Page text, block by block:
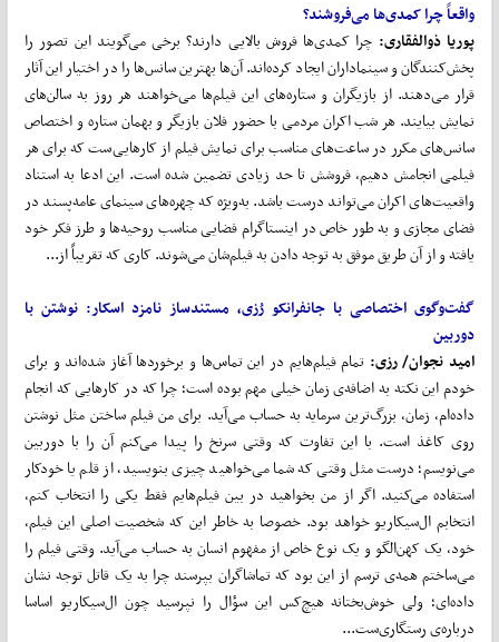
واقعاً چرا کمدیها میفروشند؟
پوریا ذوالفقاری: چرا کمدی‌ها فروش بالایی دارند؟ برخی می‌گویند این تصور را
پخش‌کنندگان و سینماداران ایجاد کرده‌اند. آن‌ها بهترین سانس‌ها را در اختیار این آثار
قرار می‌دهند. از بازیگران و ستاره‌های این فیلم‌ها می‌خواهند هر روز به سالن‌های
نمایش بیایند. هر شب اکران مردمی با حضور فلان بازیگر و بهمان ستاره و اختصاص
سانس‌های مکرر در ساعت‌های مناسب برای نمایش فیلم از کارهایی‌ست که برای هر
فیلمی انجامش دهیم، فروشش تا حد زیادی تضمین شده است. این ادعا به استناد
واقعیت‌های اکران می‌تواند درست باشد. به‌ویژه که چهره‌های سینمای عامه‌پسند در
فضای مجازی و به طور خاص در اینستاگرام فضایی مناسب روحیه‌ها و طرز فکر خود
یافته‌ و از آن طریق موفق به توجه دادن به فیلم‌شان می‌شوند. کاری که تقریباً از...
گفت‌وگوی اختصاصی با جانفرانکو رُزی، مستندساز نامزد اسکار: نوشتن با
دوربین
امید نجوان/ رزی: تمام فیلم‌هایم در این تماس‌ها و برخوردها آغاز شده‌اند و برای
خودم این نکته به اضافه‌ی زمان خیلی مهم بوده است؛ چرا که در کارهایی که انجام
داده‌ام، زمان، بزرگ‌ترین سرمایه به حساب می‌آید. برای من فیلم ساختن مثل نوشتن
روی کاغذ است. با این تفاوت که وقتی سرنخ را پیدا می‌کنم آن را با دوربین
می‌نویسم؛ درست مثل وقتی که شما می‌خواهید چیزی بنویسید، از قلم یا خودکار
استفاده می‌کنید. اگر از من بخواهید در بین فیلم‌هایم فقط یکی را انتخاب کنم،
انتخابم ال‌سیکاریو خواهد بود. خصوصا به خاطر این که شخصیت اصلی این فیلم،
خود، یک کهن‌الگو و یک نوع خاص از مفهوم انسان به حساب می‌آید. وقتی فیلم را
می‌ساختم همه‌ی ترسم از این بود که تماشاگران بپرسند چرا به یک قاتل توجه نشان
داده‌ای؛ ولی خوش‌بختانه هیچ‌کس این سؤال را نپرسید چون ال‌سیکاریو اساسا
درباره‌ی رستگاری‌ست...